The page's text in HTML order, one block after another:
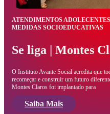
ATENDIMENTOS
MEDIDAS SOCIOEDUCATIVAS
Se liga | Montes
O Instituto Avante Social acredita que
recomeçar e construir um futuro
Montes Claros foi implantado para
Saiba Mais